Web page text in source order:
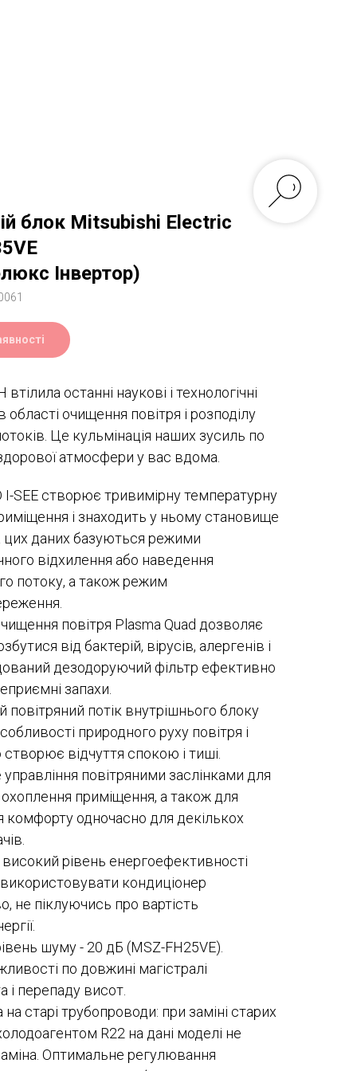
блок Mitsubishi Electric
Інвертор)
втілила останні наукові і технологічні
області очищення повітря і розподілу
Це кульмінація наших зусиль по
атмосфери у вас вдома.
I-SEE створює тривимірну температурну
і знаходить у ньому становище
даних базуються режими
відхилення або наведення
потоку, а також режим
повітря Plasma Quad дозволяє
від бактерій, вірусів, алергенів і
дезодоруючий фільтр ефективно
запахи.
повітряний потік внутрішнього блоку
природного руху повітря і
відчуття спокою і тиші.
повітряними заслінками для
приміщення, а також для
комфорту одночасно для декількох
рівень енергоефективності
кондиціонер
не піклуючись про вартість
шуму - 20 дБ (MSZ-FH25VE).
по довжині магістралі
і перепаду висот.
старі трубопроводи: при заміні старих
R22 на дані моделі не
Оптимальне регулювання